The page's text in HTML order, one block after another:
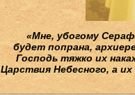
«Мне, убогому
будет попрана,
Господь тяжко их
Царствия Небесного, а